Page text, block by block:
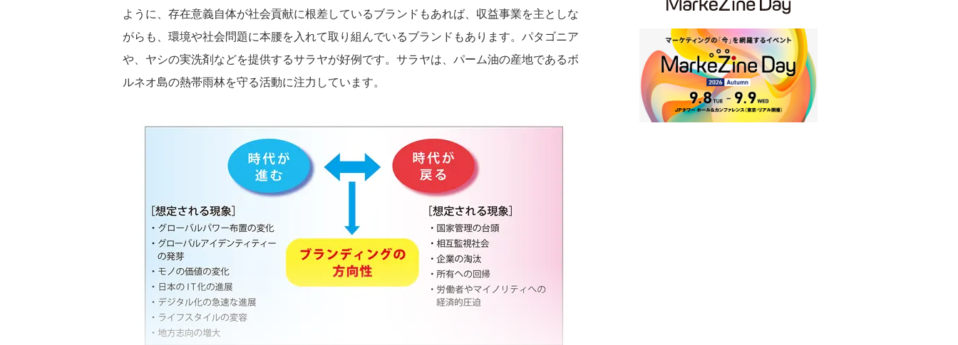
ように、存在意義自体が社会貢献に根差しているブランドもあれば、収益事業を主としな
がらも、環境や社会問題に本腰を入れて取り組んでいるブランドもあります。パタゴニア
や、ヤシの実洗剤などを提供するサラヤが好例です。サラヤは、パーム油の産地であるボ
ルネオ島の熱帯雨林を守る活動に注力しています。